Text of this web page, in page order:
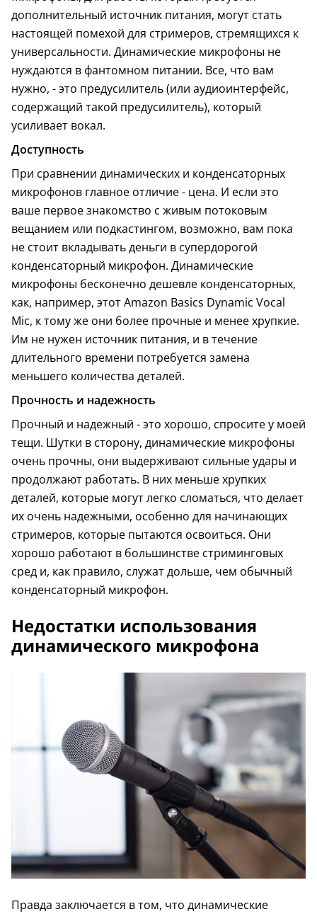
дополнительный источник питания, могут стать
настоящей помехой для стримеров, стремящихся к
универсальности. Динамические микрофоны не
нуждаются в фантомном питании. Все, что вам
нужно, - это предусилитель (или аудиоинтерфейс,
содержащий такой предусилитель), который
усиливает вокал.
Доступность
При сравнении динамических и конденсаторных
микрофонов главное отличие - цена. И если это
ваше первое знакомство с живым потоковым
вещанием или подкастингом, возможно, вам пока
не стоит вкладывать деньги в супердорогой
конденсаторный микрофон. Динамические
микрофоны бесконечно дешевле конденсаторных,
как, например, этот Amazon Basics Dynamic Vocal
Mic, к тому же они более прочные и менее хрупкие.
Им не нужен источник питания, и в течение
длительного времени потребуется замена
меньшего количества деталей.
Прочность и надежность
Прочный и надежный - это хорошо, спросите у моей
тещи. Шутки в сторону, динамические микрофоны
очень прочны, они выдерживают сильные удары и
продолжают работать. В них меньше хрупких
деталей, которые могут легко сломаться, что делает
их очень надежными, особенно для начинающих
стримеров, которые пытаются освоиться. Они
хорошо работают в большинстве стриминговых
сред и, как правило, служат дольше, чем обычный
конденсаторный микрофон.
Недостатки использования
динамического микрофона
Правда заключается в том, что динамические